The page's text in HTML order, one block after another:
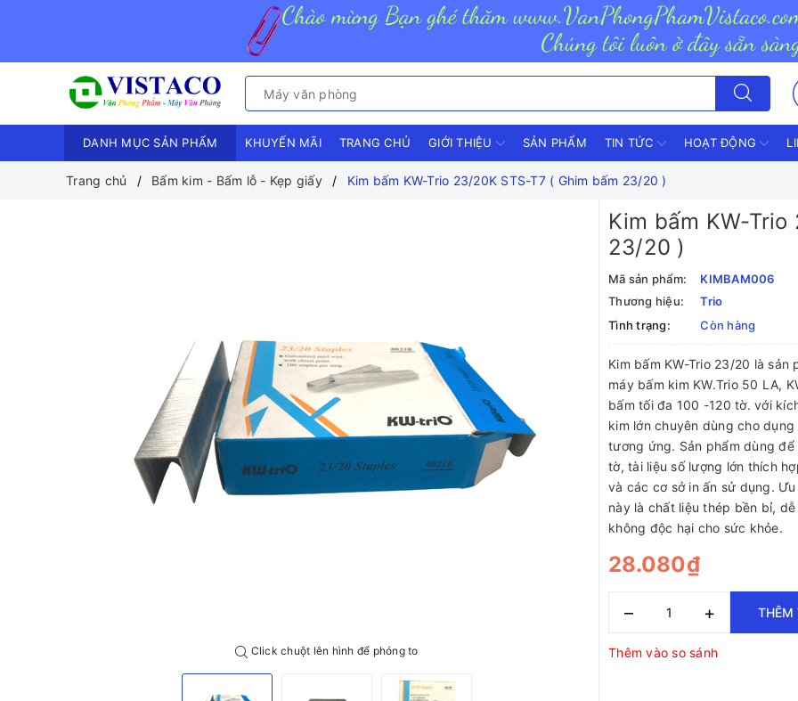
DANH MỤC SẢN PHẨM KHUYẾN MÃI TRANG CHỦ GIỚI THIỆU SẢN PHẨM TIN TỨC HOẠT ĐỘNG
Trang chủ Bấm kim - Bấm lỗ - Kẹp giấy Kim bấm KW-Trio 23/20K STS-T7 ( Ghim bấm 23/20 )
Click chuột lên hình để phóng to
Kim bấm KW-Trio
23/20 )
Mã sản phẩm:
KIMBAM006
Thương hiệu:
Trio
Tình trạng:
Còn hàng
Kim bấm KW-Trio 23/20 là sản
máy bấm kim KW.Trio 50 LA,
bấm tối đa 100 -120 tờ. với
kim lớn chuyên dùng cho dụng
tương ứng. Sản phẩm dùng
tờ, tài liệu số lượng lớn thích
và các cơ sở in ấn sử dụng.
này là chất liệu thép bền bỉ,
không độc hại cho sức khỏe.
28.080₫
– + THÊM
Thêm vào so sánh